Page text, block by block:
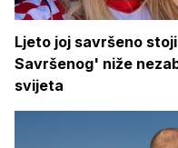
Ljeto joj savršeno
Savršenog' niže
svijeta